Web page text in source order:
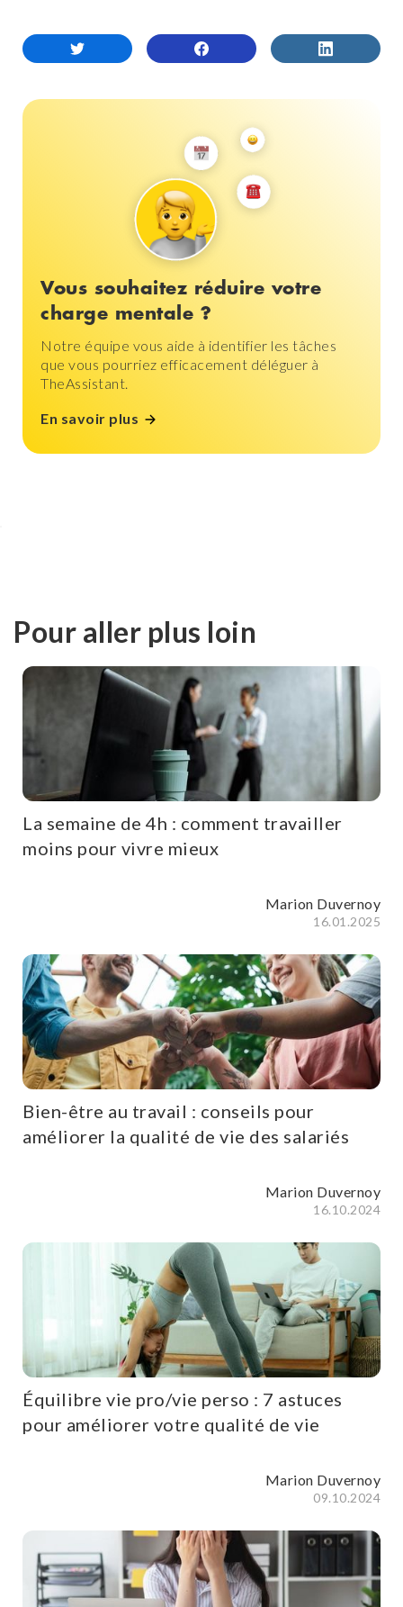
Vous souhaitez réduire votre
charge mentale ?
Notre équipe vous aide à identifier les tâches
que vous pourriez efficacement déléguer à
TheAssistant.
En savoir plus
Pour aller plus loin
La semaine de 4h : comment travailler
moins pour vivre mieux
Marion Duvernoy
16.01.2025
Bien-être au travail : conseils pour
améliorer la qualité de vie des salariés
Marion Duvernoy
16.10.2024
Équilibre vie pro/vie perso : 7 astuces
pour améliorer votre qualité de vie
Marion Duvernoy
09.10.2024